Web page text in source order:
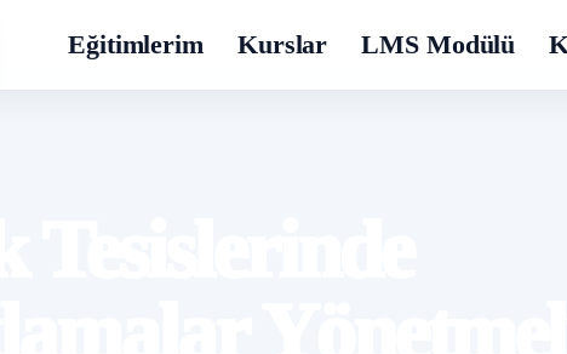
Eğitimlerim Kurslar LMS Modülü